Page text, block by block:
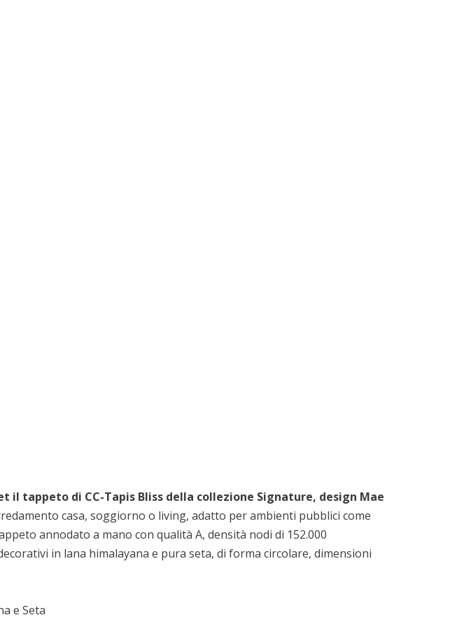
il tappeto di CC-Tapis Bliss della collezione Signature, design Mae
casa, soggiorno o living, adatto per ambienti pubblici come
annodato a mano con qualità A, densità nodi di 152.000
in lana himalayana e pura seta, di forma circolare, dimensioni
e Seta